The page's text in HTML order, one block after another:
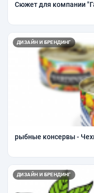
Сюжет для компании
ДИЗАЙН И БРЕНДИНГ
рыбные консервы -
ДИЗАЙН И БРЕНДИНГ